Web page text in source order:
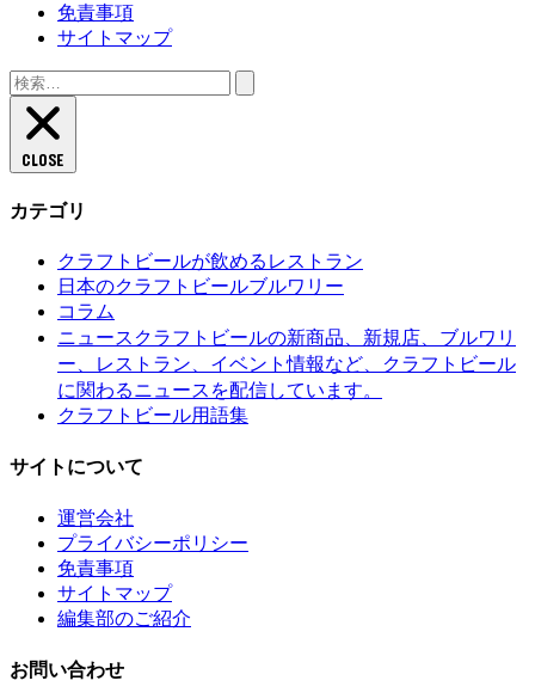
免責事項
サイトマップ
検
索:
CLOSE
カテゴリ
クラフトビールが飲めるレストラン
日本のクラフトビールブルワリー
コラム
ニュース クラフトビールの新商品、新規店、ブルワリ
ー、レストラン、イベント情報など、クラフトビール
に関わるニュースを配信しています。
クラフトビール用語集
サイトについて
運営会社
プライバシーポリシー
免責事項
サイトマップ
編集部のご紹介
お問い合わせ